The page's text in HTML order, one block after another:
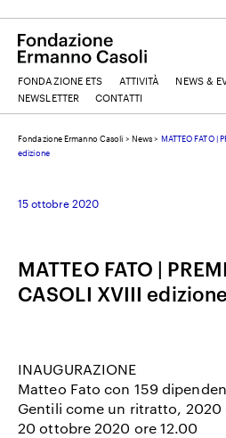
EMAIL
COGNOME
FONDAZIONE ETS ATTIVITÀ NEWS &
NEWSLETTER
CONTATTI
Fondazione Ermanno Casoli > News> MATTEO FATO |
edizione
15 ottobre 2020
MATTEO FATO |
CASOLI XVIII edizione
INAUGURAZIONE
Matteo Fato con 159
Gentili come un ritratto, 2020
20 ottobre 2020 ore 12.00